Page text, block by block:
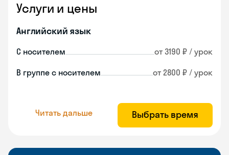
Услуги и цены
Английский язык
С носителем от 3190 ₽ / урок
В группе с носителем от 2800 ₽ / урок
Читать дальше Выбрать время